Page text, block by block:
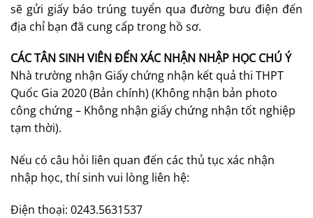
sẽ gửi giấy báo trúng tuyển qua đường bưu điện đến
địa chỉ bạn đã cung cấp trong hồ sơ.
CÁC TÂN SINH VIÊN ĐẾN XÁC NHẬN NHẬP HỌC CHÚ Ý
Nhà trường nhận Giấy chứng nhận kết quả thi THPT
Quốc Gia 2020 (Bản chính) (Không nhận bản photo
công chứng – Không nhận giấy chứng nhận tốt nghiệp
tạm thời).
Nếu có câu hỏi liên quan đến các thủ tục xác nhận
nhập học, thí sinh vui lòng liên hệ:
Điện thoại: 0243.5631537